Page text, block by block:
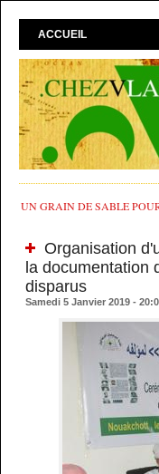
ACCUEIL
UN GRAIN DE SABLE
Organisation
la documentation
disparus
Samedi 5 Janvier 2019 -